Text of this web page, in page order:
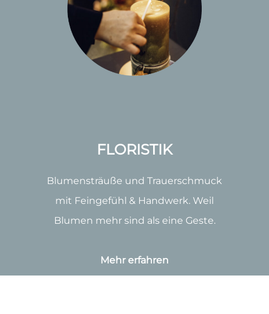
FLORISTIK
Blumensträuße und Trauerschmuck
mit Feingefühl & Handwerk. Weil
Blumen mehr sind als eine Geste.
Mehr erfahren